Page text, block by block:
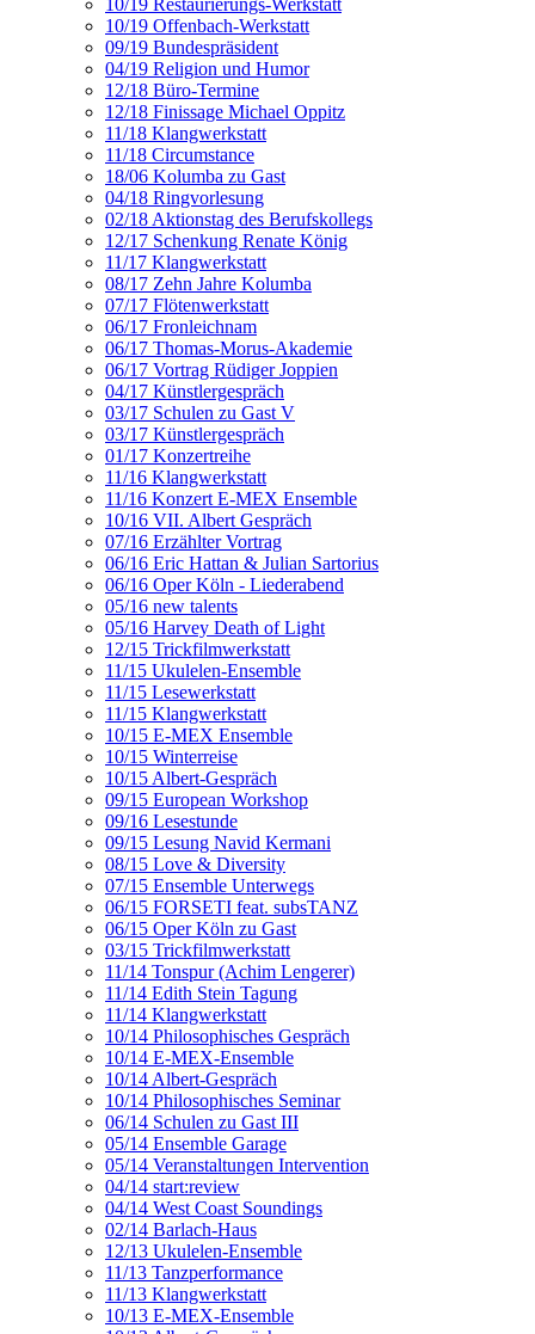
10/19 Restaurierungs-Werkstatt
10/19 Offenbach-Werkstatt
09/19 Bundespräsident
04/19 Religion und Humor
12/18 Büro-Termine
12/18 Finissage Michael Oppitz
11/18 Klangwerkstatt
11/18 Circumstance
18/06 Kolumba zu Gast
04/18 Ringvorlesung
02/18 Aktionstag des Berufskollegs
12/17 Schenkung Renate König
11/17 Klangwerkstatt
08/17 Zehn Jahre Kolumba
07/17 Flötenwerkstatt
06/17 Fronleichnam
06/17 Thomas-Morus-Akademie
06/17 Vortrag Rüdiger Joppien
04/17 Künstlergespräch
03/17 Schulen zu Gast V
03/17 Künstlergespräch
01/17 Konzertreihe
11/16 Klangwerkstatt
11/16 Konzert E-MEX Ensemble
10/16 VII. Albert Gespräch
07/16 Erzählter Vortrag
06/16 Eric Hattan & Julian Sartorius
06/16 Oper Köln - Liederabend
05/16 new talents
05/16 Harvey Death of Light
12/15 Trickfilmwerkstatt
11/15 Ukulelen-Ensemble
11/15 Lesewerkstatt
11/15 Klangwerkstatt
10/15 E-MEX Ensemble
10/15 Winterreise
10/15 Albert-Gespräch
09/15 European Workshop
09/16 Lesestunde
09/15 Lesung Navid Kermani
08/15 Love & Diversity
07/15 Ensemble Unterwegs
06/15 FORSETI feat. subsTANZ
06/15 Oper Köln zu Gast
03/15 Trickfilmwerkstatt
11/14 Tonspur (Achim Lengerer)
11/14 Edith Stein Tagung
11/14 Klangwerkstatt
10/14 Philosophisches Gespräch
10/14 E-MEX-Ensemble
10/14 Albert-Gespräch
10/14 Philosophisches Seminar
06/14 Schulen zu Gast III
05/14 Ensemble Garage
05/14 Veranstaltungen Intervention
04/14 start:review
04/14 West Coast Soundings
02/14 Barlach-Haus
12/13 Ukulelen-Ensemble
11/13 Tanzperformance
11/13 Klangwerkstatt
10/13 E-MEX-Ensemble